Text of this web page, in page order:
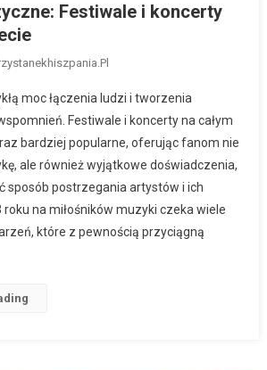
Festiwale i koncerty
moc łączenia ludzi i tworzenia
Festiwale i koncerty na całym
bardziej popularne, oferując fanom nie
ale również wyjątkowe doświadczenia,
sposób postrzegania artystów i ich
na miłośników muzyki czeka wiele
które z pewnością przyciągną